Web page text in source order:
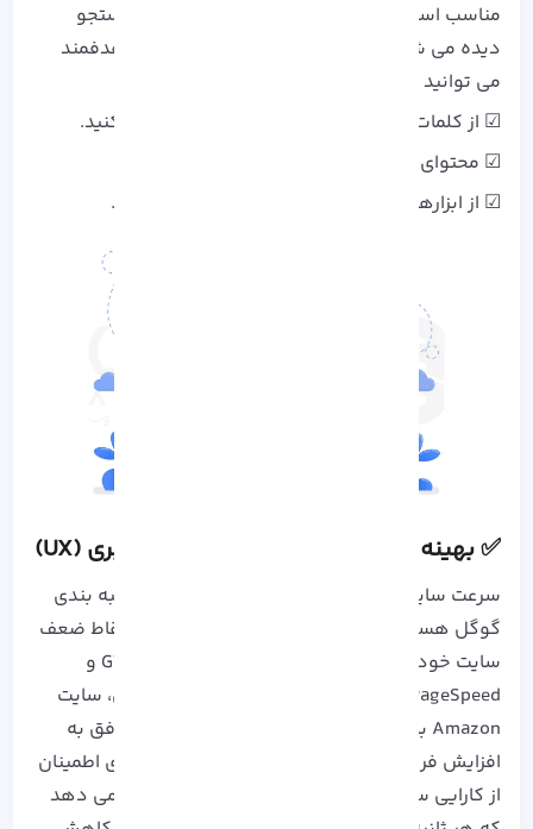
مناسب استفاده می کنند، 50% بیشتر در نتایح جستجو
دیده می شوند. برای تولید محتوای سئو شده و هدفمند
می توانید از نکات زیر برای اجرا استفاده کنید:
☑ از کلمات کلیدی با حجم جستجوی بالا استفاده کنید.
☑ محتوای خود را منظم به روز رسانی کنید.
☑ از ابزارهای سئو برای بهینه سازی استفاده کنید.
✅ بهینه سازی سرعت سایت و تجربه کاربری (UX)
سرعت سایت و تجربه کاربری از عوامل کلیدی در رتبه بندی
گوگل هستند که شما می توانید برای شناسایی نقاط ضعف
سایت خود، از ابزارهای تست سرعت مانند GTmetrix و
Google PageSpeed استفاده کنید. به عنوان مثال، سایت
Amazon با بهینه سازی سرعت و تجربه کاربری، موفق به
افزایش فروش خود شده است و از این ابزارها برای اطمینان
از کارایی سایت بهره می برد. همچنین، آمار نشان می دهد